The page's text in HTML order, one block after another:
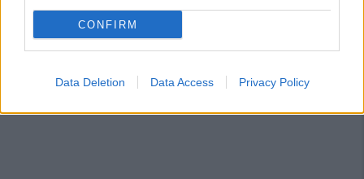
CONFIRM
Data Deletion Data Access Privacy Policy
attuale
Ultima
pagina
Ultima »